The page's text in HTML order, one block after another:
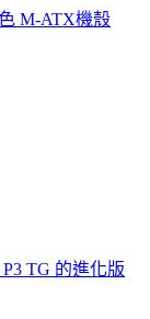
色 M-ATX機殼
TG 的進化版